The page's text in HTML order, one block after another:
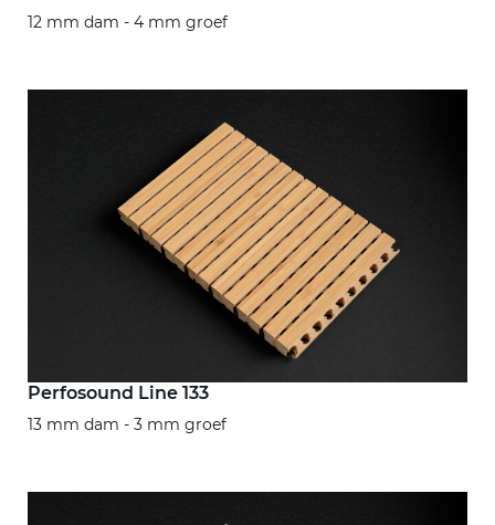
12 mm dam - 4 mm groef
Perfosound Line 133
13 mm dam - 3 mm groef